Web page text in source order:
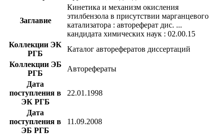
Заглавие
Кинетика и механизм окисления
этилбензола в присутствии марганцевого
катализатора : автореферат дис. ...
кандидата химических наук : 02.00.15
Коллекции ЭК
РГБ
Каталог авторефератов диссертаций
Коллекции ЭБ
РГБ
Авторефераты
Дата
поступления в
ЭК РГБ
22.01.1998
Дата
поступления в
ЭБ РГБ
11.09.2008